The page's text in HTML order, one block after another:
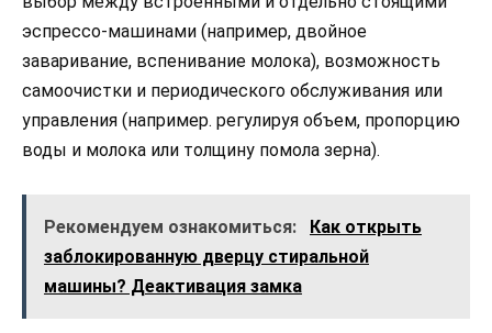
эспрессо-машинами (например, двойное
заваривание, вспенивание молока), возможность
самоочистки и периодического обслуживания или
управления (например. регулируя объем, пропорцию
воды и молока или толщину помола зерна).
Рекомендуем ознакомиться:
Как открыть
заблокированную дверцу стиральной
машины? Деактивация замка